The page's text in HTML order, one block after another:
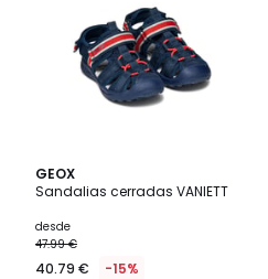
GEOX
Sandalias cerradas VANIETT
desde
47.99 €
40.79 € -15%